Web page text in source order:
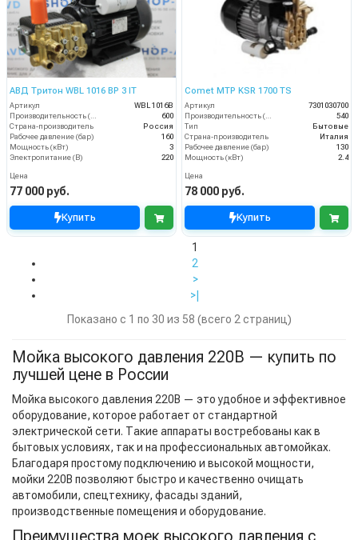
АВД Тритон WBL 1016 BP 3 IT
Артикул
WBL 1016B
Производительность (л/ч)
600
Страна-производитель
Россия
Рабочее давление (бар)
160
Мощность (кВт)
3
Электропитание (В)
220
Цена
77 000 руб.
Купить
Comet MTP KSR 1700 TS
Артикул
7301030700
Производительность (л/ч)
540
Тип
Бытовые
Страна-производитель
Италия
Рабочее давление (бар)
130
Мощность (кВт)
2.4
Цена
78 000 руб.
Купить
1
2
>
>|
Показано с 1 по 30 из 58 (всего 2 страниц)
Мойка высокого давления 220В — купить по
лучшей цене в России
Мойка высокого давления 220В — это удобное и эффективное
оборудование, которое работает от стандартной
электрической сети. Такие аппараты востребованы как в
бытовых условиях, так и на профессиональных автомойках.
Благодаря простому подключению и высокой мощности,
мойки 220В позволяют быстро и качественно очищать
автомобили, спецтехнику, фасады зданий,
производственные помещения и оборудование.